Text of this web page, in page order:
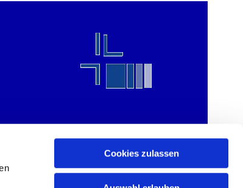
Cookies zulassen